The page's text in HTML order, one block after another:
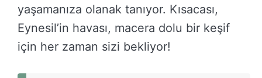
yaşamanıza olanak tanıyor. Kısacası,
Eynesil’in havası, macera dolu bir keşif
için her zaman sizi bekliyor!